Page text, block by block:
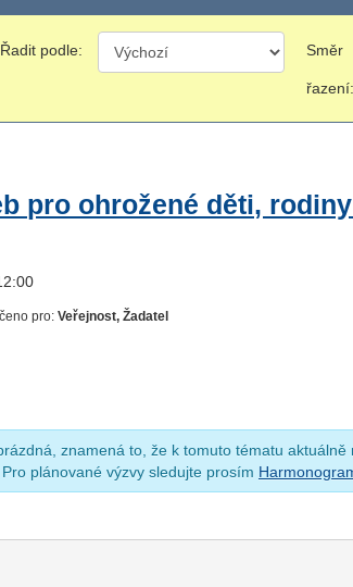
Řadit podle: Směr
řazení:
pro ohrožené děti,
pro:Veřejnost, Žadatel
znamená to, že k tomuto tématu aktuálně
Pro plánované výzvy sledujte prosím